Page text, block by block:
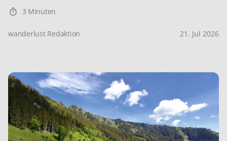
3 Minuten
wanderlust Redaktion 21. Jul 2026